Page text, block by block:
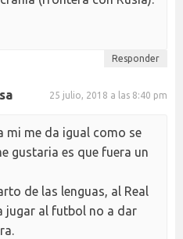
Responder
25 julio, 2018 a las 8:40 pm
mi me da igual como se
gustaria es que fuera un
de las lenguas, al Real
jugar al futbol no a dar